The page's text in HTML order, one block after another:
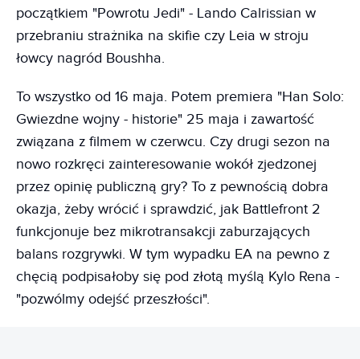
początkiem "Powrotu Jedi" - Lando Calrissian w
przebraniu strażnika na skifie czy Leia w stroju
łowcy nagród Boushha.
To wszystko od 16 maja. Potem premiera "Han Solo:
Gwiezdne wojny - historie" 25 maja i zawartość
związana z filmem w czerwcu. Czy drugi sezon na
nowo rozkręci zainteresowanie wokół zjedzonej
przez opinię publiczną gry? To z pewnością dobra
okazja, żeby wrócić i sprawdzić, jak Battlefront 2
funkcjonuje bez mikrotransakcji zaburzających
balans rozgrywki. W tym wypadku EA na pewno z
chęcią podpisałoby się pod złotą myślą Kylo Rena -
"pozwólmy odejść przeszłości".